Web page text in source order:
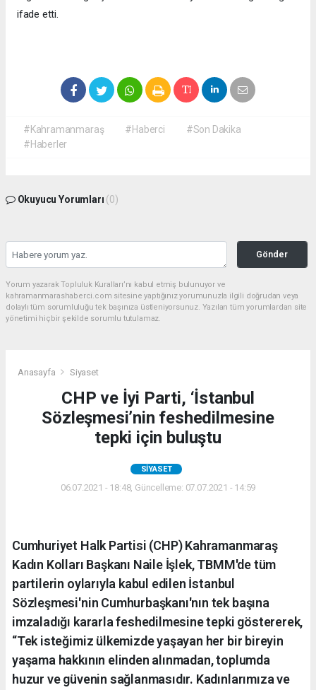
ifade etti.
#Kahramanmaraş #Haberci
#Son Dakika
#Haberler
Okuyucu Yorumları (0)
Gönder
Yorum yazarak Topluluk Kuralları’nı kabul etmiş bulunuyor ve
kahramanmarashaberci.com sitesine yaptığınız yorumunuzla ilgili doğrudan veya
dolaylı tüm sorumluluğu tek başınıza üstleniyorsunuz. Yazılan tüm yorumlardan site
yönetimi hiçbir şekilde sorumlu tutulamaz.
Anasayfa Siyaset
CHP ve İyi Parti, ‘İstanbul
Sözleşmesi’nin feshedilmesine
tepki için buluştu
SIYASET
06.07.2021 - 18:48, Güncelleme: 07.07.2021 - 14:59
Cumhuriyet Halk Partisi (CHP) Kahramanmaraş
Kadın Kolları Başkanı Naile İşlek, TBMM'de tüm
partilerin oylarıyla kabul edilen İstanbul
Sözleşmesi'nin Cumhurbaşkanı'nın tek başına
imzaladığı kararla feshedilmesine tepki göstererek,
“Tek isteğimiz ülkemizde yaşayan her bir bireyin
yaşama hakkının elinden alınmadan, toplumda
huzur ve güvenin sağlanmasıdır. Kadınlarımıza ve